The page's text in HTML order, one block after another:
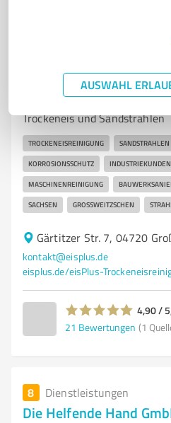
AUSWAHL
eisPlus GmbH
Professionelle
Trockeneis und Sandstrahlen
TROCKENEISREINIGUNG SANDSTRAHLEN
KORROSIONSSCHUTZ INDUSTRIEKUNDEN
MASCHINENREINIGUNG
SACHSEN GROSSWEITZSCHEN
Gärtitzer Str. 7, 04720
kontakt@eisplus.de
4,90 /
21 Bewertungen (1
8 Dienstleistungen
Die Helfende Hand